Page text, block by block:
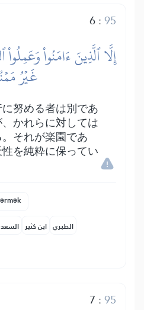
6:95
إِلَّا ٱلَّذِينَ ءَامَنُواْ
غَيۡرُ
努める者は別であ
かれらに対しては
それが楽園であ
を純粋に保ってい
ابن كثير الطبري
7 :95